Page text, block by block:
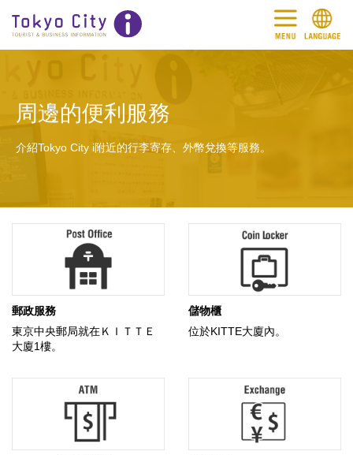
周邊的便利服務
介紹Tokyo City i附近的行李寄存、外幣兌換等服務。
郵政服務
東京中央郵局就在ＫＩＴＴＥ
大廈1樓。
儲物櫃
位於KITTE大廈內。